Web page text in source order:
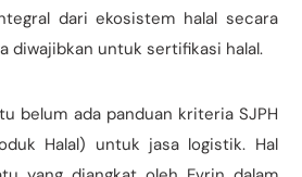
dari ekosistem halal secara
diwajibkan untuk sertifikasi halal.
belum ada panduan kriteria SJPH
Halal) untuk jasa logistik. Hal